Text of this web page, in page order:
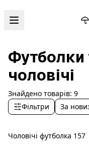
Футболки
чоловічі
Знайдено товарів: 9
Фільтри
За
Чоловічі футболка 157